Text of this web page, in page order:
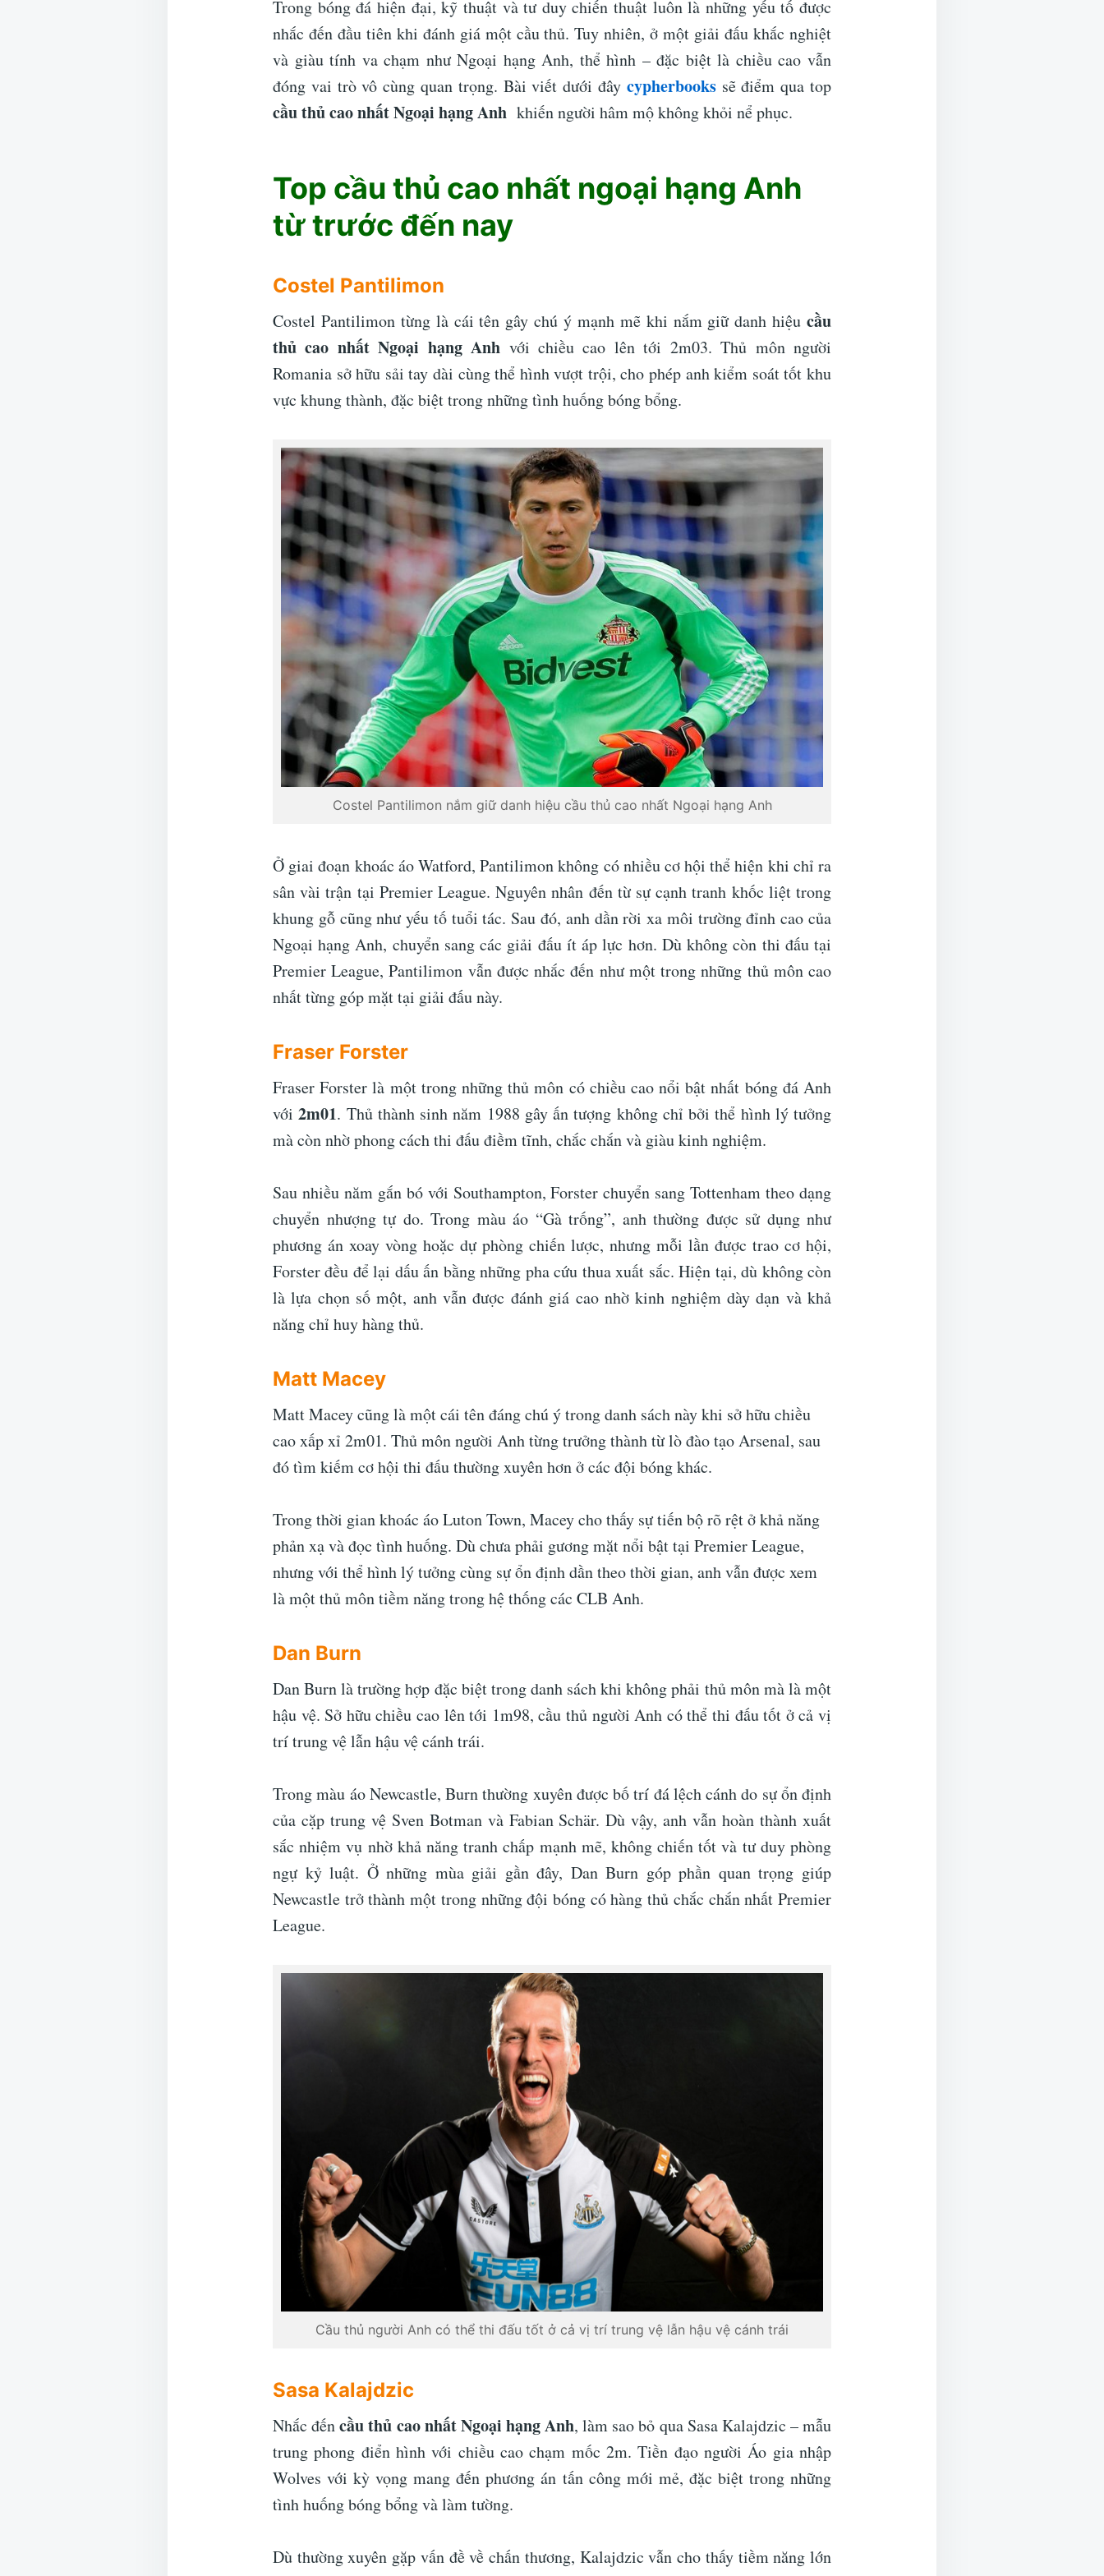
Trong bóng đá hiện đại, kỹ thuật và tư duy chiến thuật luôn là những yếu tố được
nhắc đến đầu tiên khi đánh giá một cầu thủ. Tuy nhiên, ở một giải đấu khắc nghiệt
và giàu tính va chạm như Ngoại hạng Anh, thể hình – đặc biệt là chiều cao vẫn
đóng vai trò vô cùng quan trọng. Bài viết dưới đây cypherbookssẽ điểm qua top
cầu thủ cao nhất Ngoại hạng Anh khiến người hâm mộ không khỏi nể phục.
Top cầu thủ cao nhất ngoại hạng Anh
từ trước đến nay
Costel Pantilimon
Costel Pantilimon từng là cái tên gây chú ý mạnh mẽ khi nắm giữ danh hiệu cầu
thủ cao nhất Ngoại hạng Anh với chiều cao lên tới 2m03. Thủ môn người
Romania sở hữu sải tay dài cùng thể hình vượt trội, cho phép anh kiểm soát tốt khu
vực khung thành, đặc biệt trong những tình huống bóng bổng.
Costel Pantilimon nắm giữ danh hiệu cầu thủ cao nhất Ngoại hạng Anh
Ở giai đoạn khoác áo Watford, Pantilimon không có nhiều cơ hội thể hiện khi chỉ ra
sân vài trận tại Premier League. Nguyên nhân đến từ sự cạnh tranh khốc liệt trong
khung gỗ cũng như yếu tố tuổi tác. Sau đó, anh dần rời xa môi trường đỉnh cao của
Ngoại hạng Anh, chuyển sang các giải đấu ít áp lực hơn. Dù không còn thi đấu tại
Premier League, Pantilimon vẫn được nhắc đến như một trong những thủ môn cao
nhất từng góp mặt tại giải đấu này.
Fraser Forster
Fraser Forster là một trong những thủ môn có chiều cao nổi bật nhất bóng đá Anh
với2m01. Thủ thành sinh năm 1988 gây ấn tượng không chỉ bởi thể hình lý tưởng
mà còn nhờ phong cách thi đấu điềm tĩnh, chắc chắn và giàu kinh nghiệm.
Sau nhiều năm gắn bó với Southampton, Forster chuyển sang Tottenham theo dạng
chuyển nhượng tự do. Trong màu áo “Gà trống”, anh thường được sử dụng như
phương án xoay vòng hoặc dự phòng chiến lược, nhưng mỗi lần được trao cơ hội,
Forster đều để lại dấu ấn bằng những pha cứu thua xuất sắc. Hiện tại, dù không còn
là lựa chọn số một, anh vẫn được đánh giá cao nhờ kinh nghiệm dày dạn và khả
năng chỉ huy hàng thủ.
Matt Macey
Matt Macey cũng là một cái tên đáng chú ý trong danh sách này khi sở hữu chiều
cao xấp xỉ 2m01. Thủ môn người Anh từng trưởng thành từ lò đào tạo Arsenal, sau
đó tìm kiếm cơ hội thi đấu thường xuyên hơn ở các đội bóng khác.
Trong thời gian khoác áo Luton Town, Macey cho thấy sự tiến bộ rõ rệt ở khả năng
phản xạ và đọc tình huống. Dù chưa phải gương mặt nổi bật tại Premier League,
nhưng với thể hình lý tưởng cùng sự ổn định dần theo thời gian, anh vẫn được xem
là một thủ môn tiềm năng trong hệ thống các CLB Anh.
Dan Burn
Dan Burn là trường hợp đặc biệt trong danh sách khi không phải thủ môn mà là một
hậu vệ. Sở hữu chiều cao lên tới 1m98, cầu thủ người Anh có thể thi đấu tốt ở cả vị
trí trung vệ lẫn hậu vệ cánh trái.
Trong màu áo Newcastle, Burn thường xuyên được bố trí đá lệch cánh do sự ổn định
của cặp trung vệ Sven Botman và Fabian Schär. Dù vậy, anh vẫn hoàn thành xuất
sắc nhiệm vụ nhờ khả năng tranh chấp mạnh mẽ, không chiến tốt và tư duy phòng
ngự kỷ luật. Ở những mùa giải gần đây, Dan Burn góp phần quan trọng giúp
Newcastle trở thành một trong những đội bóng có hàng thủ chắc chắn nhất Premier
League.
Cầu thủ người Anh có thể thi đấu tốt ở cả vị trí trung vệ lẫn hậu vệ cánh trái
Sasa Kalajdzic
Nhắc đếncầu thủ cao nhất Ngoại hạng Anh, làm sao bỏ qua Sasa Kalajdzic – mẫu
trung phong điển hình với chiều cao chạm mốc 2m. Tiền đạo người Áo gia nhập
Wolves với kỳ vọng mang đến phương án tấn công mới mẻ, đặc biệt trong những
tình huống bóng bổng và làm tường.
Dù thường xuyên gặp vấn đề về chấn thương, Kalajdzic vẫn cho thấy tiềm năng lớn